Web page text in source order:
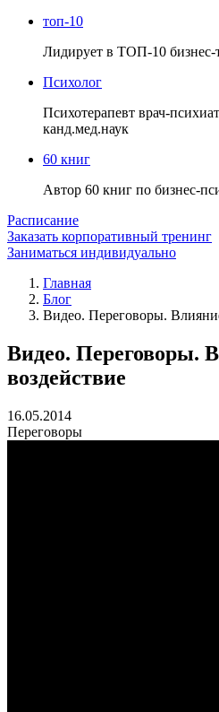
топ-10
Лидирует в ТОП-10 бизнес-
Психолог
Психотерапевт врач-
канд.мед.наук
60 книг
Автор 60 книг по бизнес-
Расписание
Заказать корпоративный тренинг
Заниматься индивидуально
Главная
Блог
Видео. Переговоры.
Видео. Переговоры.
воздействие
16.05.2014
Переговоры